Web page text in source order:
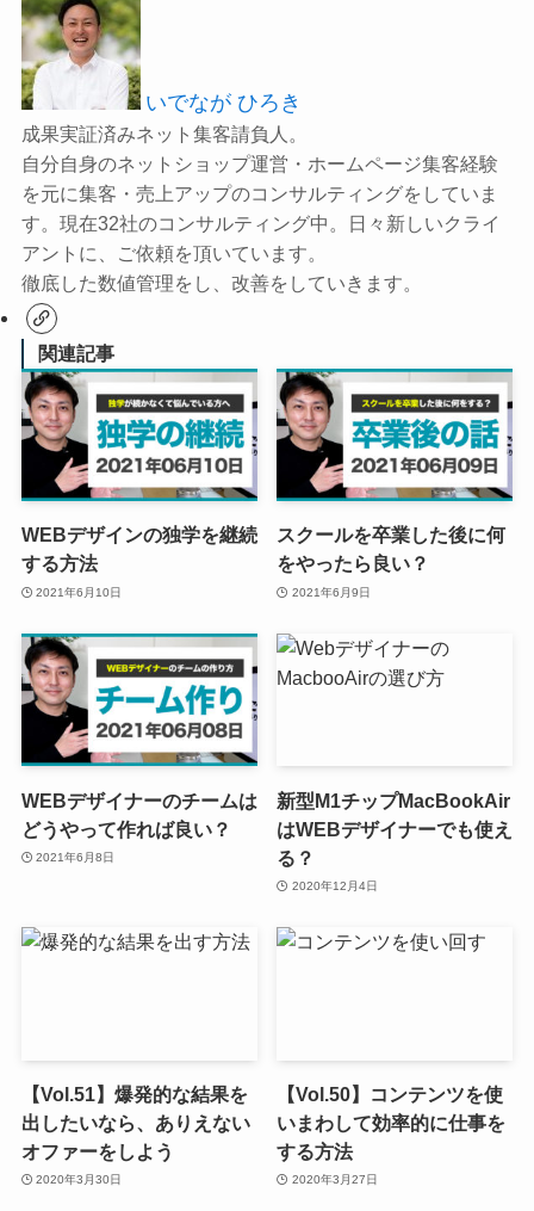
いでなが ひろき
成果実証済みネット集客請負人。
自分自身のネットショップ運営・ホームページ集客経験
を元に集客・売上アップのコンサルティングをしていま
す。現在32社のコンサルティング中。日々新しいクライ
アントに、ご依頼を頂いています。
徹底した数値管理をし、改善をしていきます。
関連記事
WEBデザインの独学を継続
する方法
2021年6月10日
スクールを卒業した後に何
をやったら良い？
2021年6月9日
WEBデザイナーのチームは
どうやって作れば良い？
2021年6月8日
新型M1チップMacBookAir
はWEBデザイナーでも使え
る？
2020年12月4日
【Vol.51】爆発的な結果を
出したいなら、ありえない
オファーをしよう
2020年3月30日
【Vol.50】コンテンツを使
いまわして効率的に仕事を
する方法
2020年3月27日